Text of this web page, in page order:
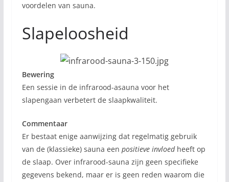
voordelen van sauna.
Slapeloosheid
Bewering
Een sessie in de infrarood-asauna voor het
slapengaan verbetert de slaapkwaliteit.
Commentaar
Er bestaat enige aanwijzing dat regelmatig gebruik
van de (klassieke) sauna een positieve invloed heeft op
de slaap. Over infrarood-sauna zijn geen specifieke
gegevens bekend, maar er is geen reden waarom die